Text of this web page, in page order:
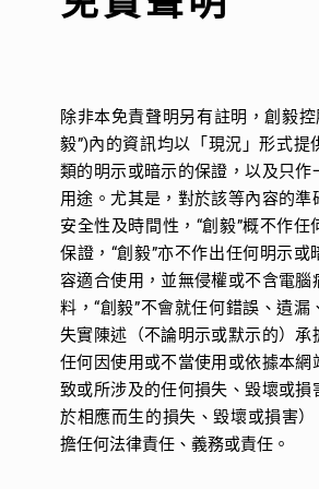
除非本免責聲明另有註明，創毅控
毅”)內的資訊均以「現況」形式提
類的明示或暗示的保證，以及只作
用途。尤其是，對於該等內容的準
安全性及時間性，“創毅”概不作任
保證，“創毅”亦不作出任何明示或
容適合使用，並無侵權或不含電腦
料，“創毅”不會就任何錯誤、遺漏
失實陳述（不論明示或默示的）承
任何因使用或不當使用或依據本網
致或所涉及的任何損失、毀壞或損
於相應而生的損失、毀壞或損害）
擔任何法律責任、義務或責任。